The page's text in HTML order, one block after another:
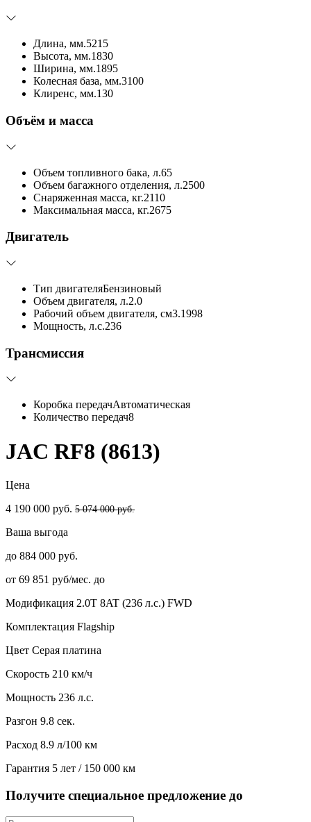
Длина, мм.5215
Высота, мм.1830
Ширина, мм.1895
Колесная база, мм.3100
Клиренс, мм.130
Объём и масса
Объем топливного бака, л.65
Объем багажного отделения, л.2500
Снаряженная масса, кг.2110
Максимальная масса, кг.2675
Двигатель
Тип двигателяБензиновый
Объем двигателя, л.2.0
Рабочий объем двигателя, см3.1998
Мощность, л.с.236
Трансмиссия
Коробка передачАвтоматическая
Количество передач8
JAC RF8 (8613)
Цена
4 190 000 руб. 5 074 000 руб.
Ваша выгода
до 884 000 руб.
от 69 851 руб/мес. до
Модификация 2.0T 8AT (236 л.с.) FWD
Комплектация Flagship
Цвет Серая платина
Скорость 210 км/ч
Мощность 236 л.с.
Разгон 9.8 сек.
Расход 8.9 л/100 км
Гарантия 5 лет / 150 000 км
Получите специальное предложение до